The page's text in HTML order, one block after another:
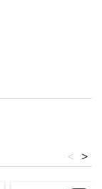
>
<